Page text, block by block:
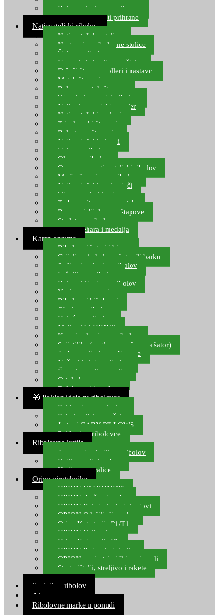
Boje za ribolovnu prihranu
Provjereni recepti prihrane
Natjecateljski ribolov
Natjecateljske stolice
Nastavci za ribolovne stolice
Šteke za ribolov
Gume i sitni pribor za šteku
Držači štapova rolleri i nastavci
Match štapovi
Role za match štapove
Waggleri za match ribolov
Najloni za match/waggler
Natjecateljski najloni
Teleskopski štapovi
Bolognese štapovi
Natjecateljski plovci
Udice za ribolov
Olovo za ribolov
Oprema za natjecateljski ribolov
Mreže čuvarice za ribolov
Natjecateljski podmetači
Sito, posude i kante
Torbe za štapove – match
Rezervni dijelovi za štapove
Starlete za ribolov
Izrada pehara i medalja
Kamp oprema
Ribolovni šatori i bivvy
Grijalice, kuhala za šator ili barku
Stolice i stolovi za ribolov
Ležaljke za ribolov
Ruksaci i torbe za ribolov
Vreće za spavanje
Ribolovni kišobrani
Obuća za ribolov
Odjeća za ribolov
Majice (T-SHIRTS)
Kape i rukavice za ribolov
Svijetiljke (naglavne, ručne, za šator)
Torbe za ribolovne štapove
Noževi i alat za ribolov
Čamci za prihranu ribe
Ostala kamp oprema
Dalekozori i optika
🎁 Poklon ideje za ribolovce
Poklon bon za ribolov
Polarizacijske naočale
Jastuci GABY PILLOWS
Pokloni za ribolovce
Ribolovne kutije
Transportne kutije za ribolov
Kutije za sitni pribor
Kutije za varalice
Orion pirotehnika
ORION VATROMETI
ORION Zračne bombe
ORION Rakete i raketni setovi
ORION Odašiljači zvuka
Orion Kategorija P1/T1
ORION Vulkani
Orion Kategorija F1
ORION Party pirotehnika
ORION nepirotehnički proizvodi
Start pištolji, streljivo i rakete
Kontakt
Savjeti za ribolov
Akcija
Ribolovne marke u ponudi